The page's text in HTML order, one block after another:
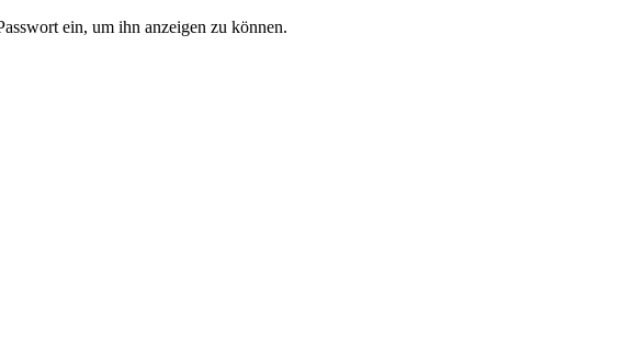
ein, um ihn anzeigen zu können.